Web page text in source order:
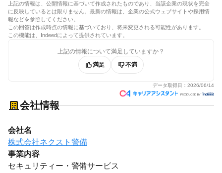
上記の情報は、公開情報に基づいて作成されたものであり、当該企業の現状を完全
に反映しているとは限りません。最新の情報は、企業の公式ウェブサイトや採用情
報などを参照してください。
この回答は作成時点の情報に基づいており、将来変更される可能性があります。
この機能は、Indeedによって提供されています。
上記の情報について満足していますか？
満足
不満
データ取得日： 2026/06/14
会社情報
会社名
株式会社ネクスト警備
事業内容
セキュリティー・警備サービス